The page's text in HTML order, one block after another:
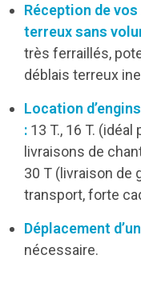
Réception de
terreux sans
très ferraillés,
déblais terreux
Location
: 13 T., 16 T.
livraisons de
30 T (livraison de
transport, forte
Déplacement
nécessaire.